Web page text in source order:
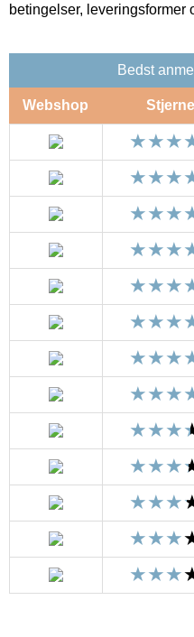
betingelser, leveringsformer
Bedst
Webshop